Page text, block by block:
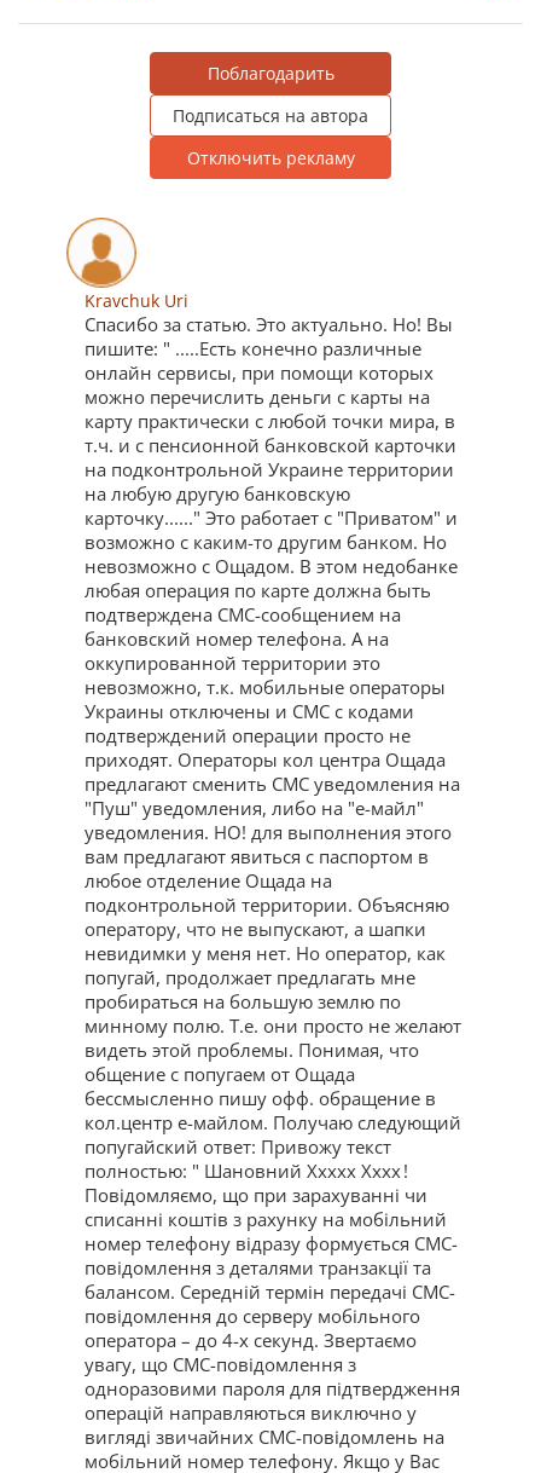
Поблагодарить
Подписаться на автора
Отключить рекламу
Kravchuk Uri
Спасибо за статью. Это актуально. Но! Вы
пишите: " .....Есть конечно различные
онлайн сервисы, при помощи которых
можно перечислить деньги с карты на
карту практически с любой точки мира, в
т.ч. и с пенсионной банковской карточки
на подконтрольной Украине территории
на любую другую банковскую
карточку......" Это работает с "Приватом" и
возможно с каким-то другим банком. Но
невозможно с Ощадом. В этом недобанке
любая операция по карте должна быть
подтверждена СМС-сообщением на
банковский номер телефона. А на
оккупированной территории это
невозможно, т.к. мобильные операторы
Украины отключены и СМС с кодами
подтверждений операции просто не
приходят. Операторы кол центра Ощада
предлагают сменить СМС уведомления на
"Пуш" уведомления, либо на "е-майл"
уведомления. НО! для выполнения этого
вам предлагают явиться с паспортом в
любое отделение Ощада на
подконтрольной территории. Объясняю
оператору, что не выпускают, а шапки
невидимки у меня нет. Но оператор, как
попугай, продолжает предлагать мне
пробираться на большую землю по
минному полю. Т.е. они просто не желают
видеть этой проблемы. Понимая, что
общение с попугаем от Ощада
бессмысленно пишу офф. обращение в
кол.центр е-майлом. Получаю следующий
попугайский ответ: Привожу текст
полностью: " Шановний Ххххх Хххх !
Повідомляємо, що при зарахуванні чи
списанні коштів з рахунку на мобільний
номер телефону відразу формується СМС-
повідомлення з деталями транзакції та
балансом. Середній термін передачі СМС-
повідомлення до серверу мобільного
оператора – до 4-х секунд. Звертаємо
увагу, що СМС-повідомлення з
одноразовими пароля для підтвердження
операцій направляються виключно у
вигляді звичайних СМС-повідомлень на
мобільний номер телефону. Якщо у Вас